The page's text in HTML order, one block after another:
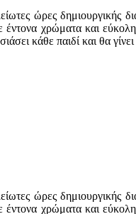
ώρες
χρώματα και
κάθε παιδί και θα
ώρες
χρώματα και